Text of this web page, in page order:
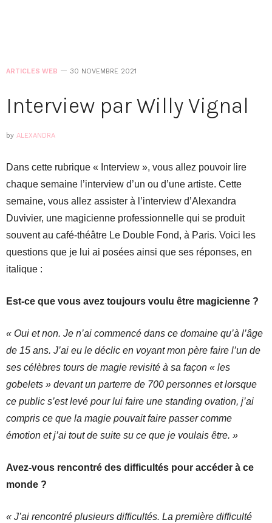
ARTICLES WEB 30 NOVEMBRE 2021
Interview par Willy Vignal
by ALEXANDRA
Dans cette rubrique « Interview », vous allez pouvoir lire
chaque semaine l’interview d’un ou d’une artiste. Cette
semaine, vous allez assister à l’interview d’Alexandra
Duvivier, une magicienne professionnelle qui se produit
souvent au café-théâtre Le Double Fond, à Paris. Voici les
questions que je lui ai posées ainsi que ses réponses, en
italique :
Est-ce que vous avez toujours voulu être magicienne ?
« Oui et non. Je n’ai commencé dans ce domaine qu’à l’âge
de 15 ans. J’ai eu le déclic en voyant mon père faire l’un de
ses célèbres tours de magie revisité à sa façon « les
gobelets » devant un parterre de 700 personnes et lorsque
ce public s’est levé pour lui faire une standing ovation, j’ai
compris ce que la magie pouvait faire passer comme
émotion et j’ai tout de suite su ce que je voulais être. »
Avez-vous rencontré des difficultés pour accéder à ce
monde ?
« J’ai rencontré plusieurs difficultés. La première difficulté